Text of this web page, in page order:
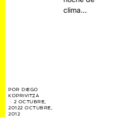
clima…
PORDIEGO
KOPRIVITZA
2 OCTUBRE,
20122 OCTUBRE,
2012